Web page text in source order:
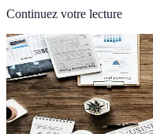
Continuez votre lecture